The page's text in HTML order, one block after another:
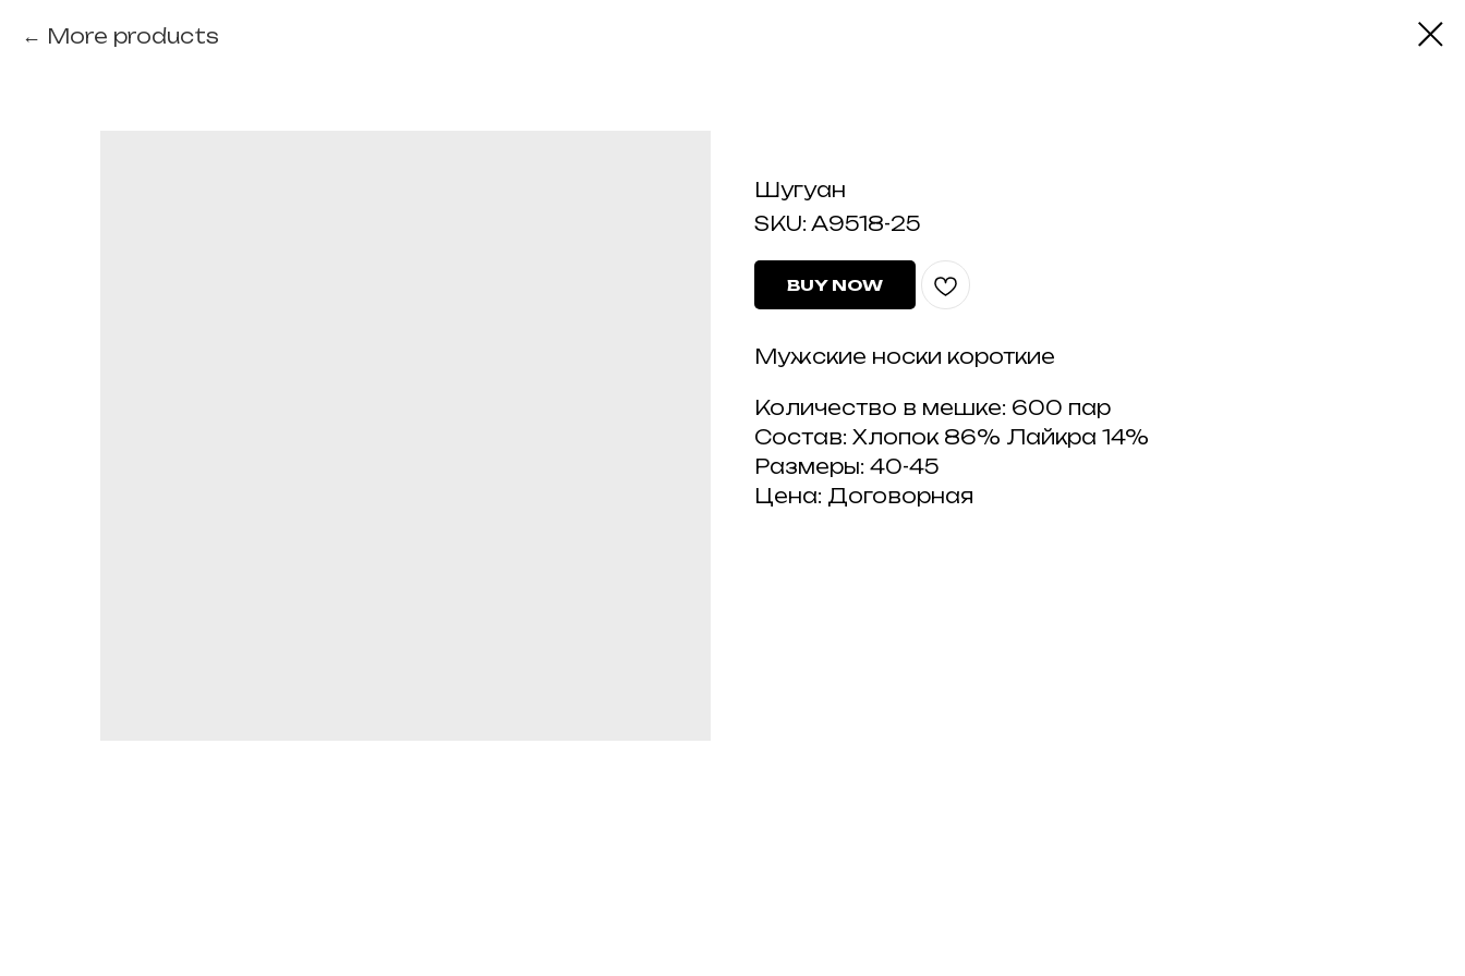
More products
Шугуан
SKU: A9518-25
BUY NOW
Мужские носки короткие
Количество в мешке: 600 пар
Состав: Хлопок 86% Лайкра 14%
Размеры: 40-45
Цена: Договорная